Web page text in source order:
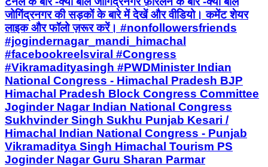
जोगिंद्रनगर की सड़कों के बारे में देखें और वीडियो। कमेंट शेयर
लाइक और फॉलो ज़रूर करें। #nonfollowersfriends
#jogindernagar_mandi_himachal
#facebookreelsviral #Congress
#Vikramadityasingh #PWDMinister Indian
National Congress - Himachal Pradesh BJP
Himachal Pradesh Block Congress Committee
Joginder Nagar Indian National Congress
Sukhvinder Singh Sukhu Punjab Kesari /
Himachal Indian National Congress - Punjab
Vikramaditya Singh Himachal Tourism PS
Joginder Nagar Guru Sharan Parmar